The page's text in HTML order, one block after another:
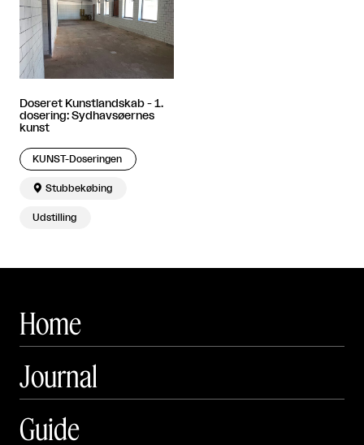
Doseret Kunstlandskab - 1.
dosering: Sydhavsøernes
kunst
KUNST-Doseringen
 Stubbekøbing
Udstilling
Home
Journal
Guide